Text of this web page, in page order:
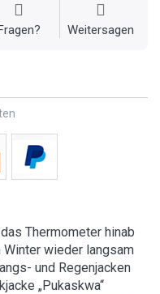
Weitersagen
Thermometer hinab
wieder langsam
und Regenjacken
„Pukaskwa“